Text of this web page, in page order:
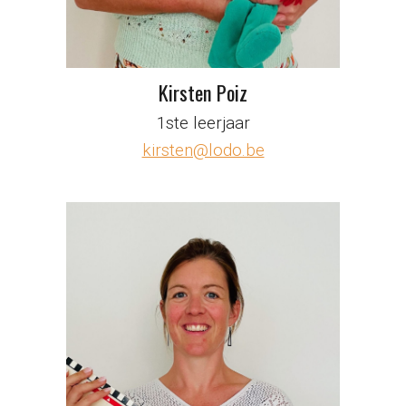
Kirsten Poiz
1ste leerjaar
kirsten@lodo.be